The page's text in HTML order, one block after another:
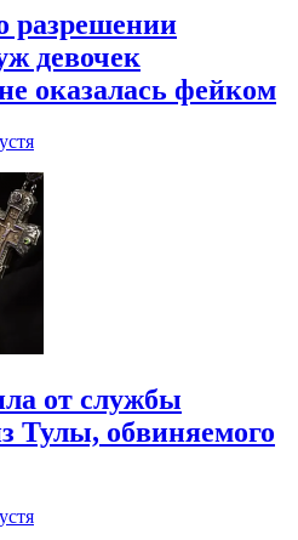
разрешении
девочек
оказалась фейком
от службы
Тулы, обвиняемого